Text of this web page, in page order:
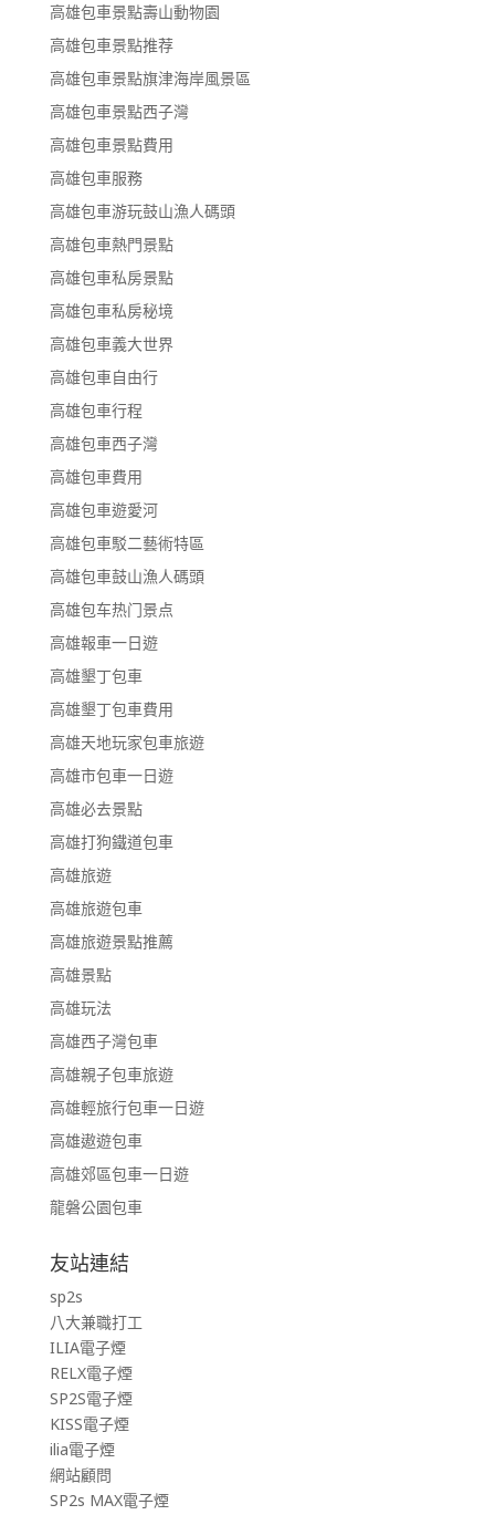
高雄包車景點壽山動物園
高雄包車景點推荐
高雄包車景點旗津海岸風景區
高雄包車景點西子灣
高雄包車景點費用
高雄包車服務
高雄包車游玩鼓山漁人碼頭
高雄包車熱門景點
高雄包車私房景點
高雄包車私房秘境
高雄包車義大世界
高雄包車自由行
高雄包車行程
高雄包車西子灣
高雄包車費用
高雄包車遊愛河
高雄包車駁二藝術特區
高雄包車鼓山漁人碼頭
高雄包车热门景点
高雄報車一日遊
高雄墾丁包車
高雄墾丁包車費用
高雄天地玩家包車旅遊
高雄市包車一日遊
高雄必去景點
高雄打狗鐵道包車
高雄旅遊
高雄旅遊包車
高雄旅遊景點推薦
高雄景點
高雄玩法
高雄西子灣包車
高雄親子包車旅遊
高雄輕旅行包車一日遊
高雄遨遊包車
高雄郊區包車一日遊
龍磐公園包車
友站連結
sp2s
八大兼職打工
ILIA電子煙
RELX電子煙
SP2S電子煙
KISS電子煙
ilia電子煙
網站顧問
SP2s MAX電子煙